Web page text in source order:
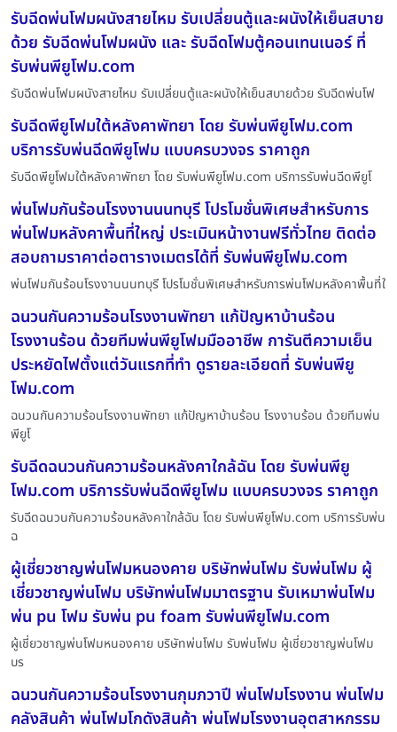
รับฉีดพ่นโฟมผนังสายไหม รับเปลี่ยนตู้และผนังให้เย็นสบาย
ด้วย รับฉีดพ่นโฟมผนัง และ รับฉีดโฟมตู้คอนเทนเนอร์ ที่
รับพ่นพียูโฟม.com
รับฉีดพ่นโฟมผนังสายไหม รับเปลี่ยนตู้และผนังให้เย็นสบายด้วย รับฉีดพ่นโฟ
รับฉีดพียูโฟมใต้หลังคาพัทยา โดย รับพ่นพียูโฟม.com
บริการรับพ่นฉีดพียูโฟม แบบครบวงจร ราคาถูก
รับฉีดพียูโฟมใต้หลังคาพัทยา โดย รับพ่นพียูโฟม.com บริการรับพ่นฉีดพียูโ
พ่นโฟมกันร้อนโรงงานนนทบุรี โปรโมชั่นพิเศษสำหรับการ
พ่นโฟมหลังคาพื้นที่ใหญ่ ประเมินหน้างานฟรีทั่วไทย ติดต่อ
สอบถามราคาต่อตารางเมตรได้ที่ รับพ่นพียูโฟม.com
พ่นโฟมกันร้อนโรงงานนนทบุรี โปรโมชั่นพิเศษสำหรับการพ่นโฟมหลังคาพื้นที่ใ
ฉนวนกันความร้อนโรงงานพัทยา แก้ปัญหาบ้านร้อน
โรงงานร้อน ด้วยทีมพ่นพียูโฟมมืออาชีพ การันตีความเย็น
ประหยัดไฟตั้งแต่วันแรกที่ทำ ดูรายละเอียดที่ รับพ่นพียู
โฟม.com
ฉนวนกันความร้อนโรงงานพัทยา แก้ปัญหาบ้านร้อน โรงงานร้อน ด้วยทีมพ่น
พียูโ
รับฉีดฉนวนกันความร้อนหลังคาใกล้ฉัน โดย รับพ่นพียู
โฟม.com บริการรับพ่นฉีดพียูโฟม แบบครบวงจร ราคาถูก
รับฉีดฉนวนกันความร้อนหลังคาใกล้ฉัน โดย รับพ่นพียูโฟม.com บริการรับพ่น
ฉ
ผู้เชี่ยวชาญพ่นโฟมหนองคาย บริษัทพ่นโฟม รับพ่นโฟม ผู้
เชี่ยวชาญพ่นโฟม บริษัทพ่นโฟมมาตรฐาน รับเหมาพ่นโฟม
พ่น pu โฟม รับพ่น pu foam รับพ่นพียูโฟม.com
ผู้เชี่ยวชาญพ่นโฟมหนองคาย บริษัทพ่นโฟม รับพ่นโฟม ผู้เชี่ยวชาญพ่นโฟม
บร
ฉนวนกันความร้อนโรงงานกุมภวาปี พ่นโฟมโรงงาน พ่นโฟม
คลังสินค้า พ่นโฟมโกดังสินค้า พ่นโฟมโรงงานอุตสาหกรรม